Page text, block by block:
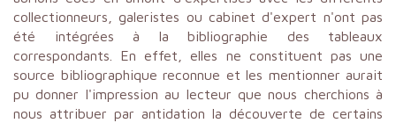
collectionneurs, galeristes ou cabinet d'expert n'ont pas
été intégrées à la bibliographie des tableaux
correspondants. En effet, elles ne constituent pas une
source bibliographique reconnue et les mentionner aurait
pu donner l'impression au lecteur que nous cherchions à
nous attribuer par antidation la découverte de certains